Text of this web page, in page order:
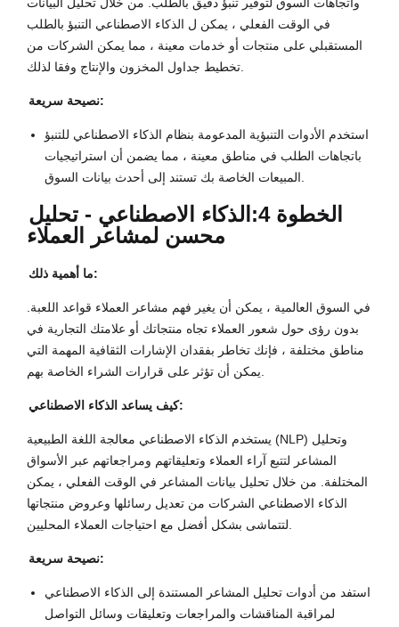
واتجاهات السوق لتوفير تنبؤ دقيق بالطلب. من خلال تحليل البيانات
في الوقت الفعلي ، يمكن ل الذكاء الاصطناعي التنبؤ بالطلب
المستقبلي على منتجات أو خدمات معينة ، مما يمكن الشركات من
تخطيط جداول المخزون والإنتاج وفقا لذلك.
نصيحة سريعة:
استخدم الأدوات التنبؤية المدعومة بنظام الذكاء الاصطناعي للتنبؤ
باتجاهات الطلب في مناطق معينة ، مما يضمن أن استراتيجيات
المبيعات الخاصة بك تستند إلى أحدث بيانات السوق.
الخطوة 4:
الذكاء الاصطناعي - تحليل
محسن لمشاعر العملاء
ما أهمية ذلك:
في السوق العالمية ، يمكن أن يغير فهم مشاعر العملاء قواعد اللعبة.
بدون رؤى حول شعور العملاء تجاه منتجاتك أو علامتك التجارية في
مناطق مختلفة ، فإنك تخاطر بفقدان الإشارات الثقافية المهمة التي
يمكن أن تؤثر على قرارات الشراء الخاصة بهم.
كيف يساعد الذكاء الاصطناعي:
يستخدم الذكاء الاصطناعي معالجة اللغة الطبيعية (NLP) وتحليل
المشاعر لتتبع آراء العملاء وتعليقاتهم ومراجعاتهم عبر الأسواق
المختلفة. من خلال تحليل بيانات المشاعر في الوقت الفعلي ، يمكن
الذكاء الاصطناعي الشركات من تعديل رسائلها وعروض منتجاتها
لتتماشى بشكل أفضل مع احتياجات العملاء المحليين.
نصيحة سريعة:
استفد من أدوات تحليل المشاعر المستندة إلى الذكاء الاصطناعي
لمراقبة المناقشات والمراجعات وتعليقات وسائل التواصل